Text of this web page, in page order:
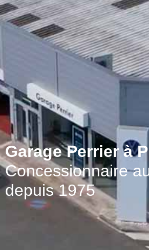
Garage Perrier à
Concessionnaire
depuis 1975